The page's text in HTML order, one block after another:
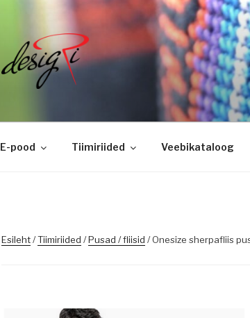
Masintikkimine, tiimiriided, logo riietele
E-pood Tiimiriided Veebikataloog
Esileht/Tiimiriided /Pusad / fliisid / Onesize sherpafliis